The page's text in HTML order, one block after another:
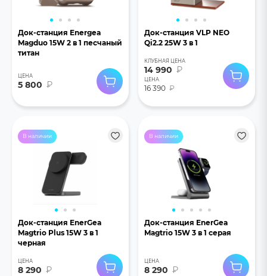
Док-станция Energea
Magduo 15W 2 в 1 песчаный
титан
ЦЕНА
5 800 ₽
Док-станция VLP NEO
Qi2.2 25W 3 в 1
КЛУБНАЯ ЦЕНА
14 990 ₽
ЦЕНА
16 390 ₽
В наличии
Док-станция EnerGea
Magtrio Plus 15W 3 в 1
черная
ЦЕНА
8 290 ₽
В наличии
Док-станция EnerGea
Magtrio 15W 3 в 1 серая
ЦЕНА
8 290 ₽